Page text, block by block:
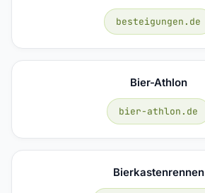
besteigungen.de
Bier-Athlon
bier-athlon.de
Bierkastenrennen